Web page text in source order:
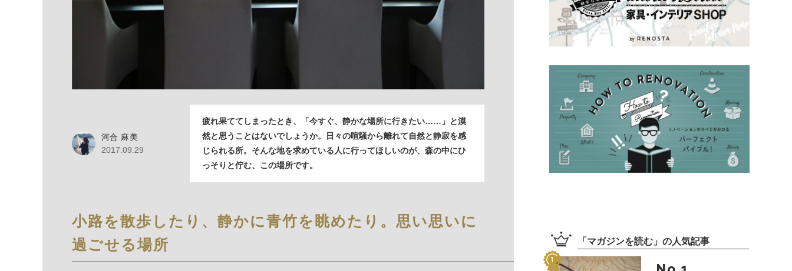
河合 麻美
2017.09.29
疲れ果ててしまったとき、「今すぐ、静かな場所に行きたい……」と漠
然と思うことはないでしょうか。日々の喧騒から離れて自然と静寂を感
じられる所。そんな地を求めている人に行ってほしいのが、森の中にひ
っそりと佇む、この場所です。
小路を散歩したり、静かに青竹を眺めたり。思い思いに
過ごせる場所
「 マガジンを読む 」の人気記事